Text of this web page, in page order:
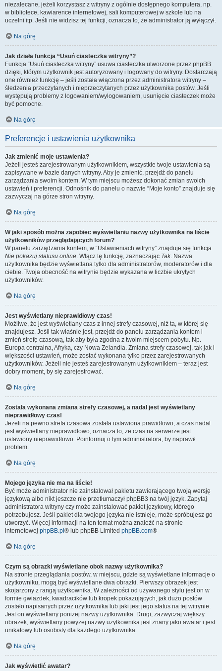
niezalecane, jeżeli korzystasz z witryny z ogólnie dostępnego komputera, np.
w bibliotece, kawiarence internetowej, sali komputerowej w szkole lub na
uczelni itp. Jeśli nie widzisz tej funkcji, oznacza to, że administrator ją wyłączył.
Na górę
Jak działa funkcja “Usuń ciasteczka witryny”?
Funkcja “Usuń ciasteczka witryny” usuwa ciasteczka utworzone przez phpBB
dzięki, którym użytkownik jest autoryzowany i logowany do witryny. Dostarczają
one również funkcję – jeśli została włączona przez administratora witryny –
śledzenia przeczytanych i nieprzeczytanych przez użytkownika postów. Jeśli
występują problemy z logowaniem/wylogowaniem, usunięcie ciasteczek może
być pomocne.
Na górę
Preferencje i ustawienia użytkownika
Jak zmienić moje ustawienia?
Jeżeli jesteś zarejestrowanym użytkownikiem, wszystkie twoje ustawienia są
zapisywane w bazie danych witryny. Aby je zmienić, przejdź do panelu
zarządzania swoim kontem. W tym miejscu możesz dokonać zmian swoich
ustawień i preferencji. Odnośnik do panelu o nazwie “Moje konto” znajduje się
zazwyczaj na górze stron witryny.
Na górę
W jaki sposób można zapobiec wyświetlaniu nazwy użytkownika na liście
użytkowników przeglądających forum?
W panelu zarządzania kontem, w “Ustawieniach witryny” znajduje się funkcja
Nie pokazuj statusu online. Włącz tę funkcję, zaznaczając Tak. Nazwa
użytkownika będzie wyświetlana tylko dla administratorów, moderatorów i dla
ciebie. Twoja obecność na witrynie będzie wykazana w liczbie ukrytych
użytkowników.
Na górę
Jest wyświetlany nieprawidłowy czas!
Możliwe, że jest wyświetlany czas z innej strefy czasowej, niż ta, w której się
znajdujesz. Jeśli tak właśnie jest, przejdź do panelu zarządzania kontem i
zmień strefę czasową, tak aby była zgodna z twoim miejscem pobytu. Np.
Europa centralna, Afryka, czy Nowa Zelandia. Zmiana strefy czasowej, tak jak i
większości ustawień, może zostać wykonana tylko przez zarejestrowanych
użytkowników. Jeżeli nie jesteś zarejestrowanym użytkownikiem – teraz jest
dobry moment, by się zarejestrować.
Na górę
Została wykonana zmiana strefy czasowej, a nadal jest wyświetlany
nieprawidłowy czas!
Jeżeli na pewno strefa czasowa została ustawiona prawidłowo, a czas nadal
jest wyświetlany nieprawidłowo, oznacza to, że czas na serwerze jest
ustawiony nieprawidłowo. Poinformuj o tym administratora, by naprawił
problem.
Na górę
Mojego języka nie ma na liście!
Być może administrator nie zainstalował pakietu zawierającego twoją wersję
językową albo nikt jeszcze nie przetłumaczył phpBB3 na twój język. Zapytaj
administratora witryny czy może zainstalować pakiet językowy, którego
potrzebujesz. Jeśli pakiet dla twojego języka nie istnieje, może spróbujesz go
utworzyć. Więcej informacji na ten temat można znaleźć na stronie
internetowej phpBB.pl ® lub phpBB Limited phpBB.com®
Na górę
Czym są obrazki wyświetlane obok nazwy użytkownika?
Na stronie przeglądania postów, w miejscu, gdzie są wyświetlane informacje o
użytkowniku, mogą być wyświetlane dwa obrazki. Pierwszy obrazek jest
skojarzony z rangą użytkownika. W zależności od używanego stylu jest on w
formie gwiazdek, kwadracików lub kropek pokazujących, jak dużo postów
zostało napisanych przez użytkownika lub jaki jest jego status na tej witrynie.
Jest on wyświetlany poniżej nazwy użytkownika. Drugi, zazwyczaj większy
obrazek, wyświetlany powyżej nazwy użytkownika jest znany jako awatar i jest
unikatowy lub osobisty dla każdego użytkownika.
Na górę
Jak wyświetlić awatar?